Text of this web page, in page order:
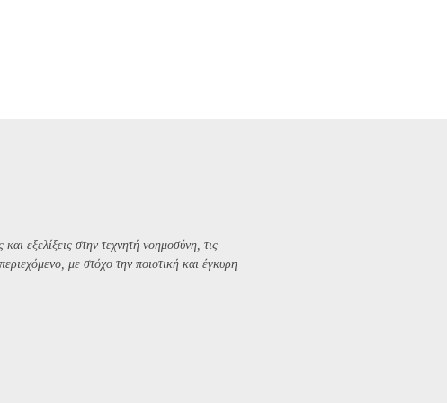
εξελίξεις στην τεχνητή νοημοσύνη, τις
με στόχο την ποιοτική και έγκυρη